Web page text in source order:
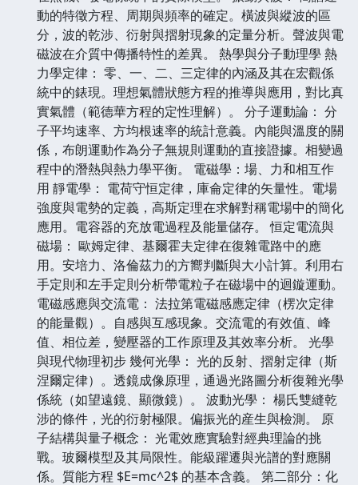
動的特徵方程、周期與頻率的確定。橫波與縱波的區
分，波的乾涉、衍射與摺射現象的定量分析。聲波與電
磁波在介質中傳播特性的差異。 熱學與分子動理學 熱
力學定律： 零、一、二、三定律的內涵及其在宏觀係
統中的錶現。理想氣體狀態方程的推導與應用，對比真
實氣體（範德華方程的定性理解）。 分子運動論： 分
子平均速率、方均根速率的統計意義。內能與溫度的關
係，布朗運動作為分子無規則運動的直接證據。相變過
程中的潛熱與熱力學平衡。 電磁學：場、力和相互作
用 靜電學： 電荷守恒定律，庫侖定律的矢量性。電場
強度與電勢的定義，高斯定理在求解對稱電場中的簡化
應用。電容器的充放電過程及能量儲存。 恒定電流與
磁場： 歐姆定律、基爾霍夫定律在復雜電路中的應
用。安培力、洛倫茲力的方嚮判斷與大小計算。利用右
手定則和左手定則分析帶電粒子在磁場中的迴鏇運動。
電磁感應與交流電： 法拉第電磁感應定律（楞次定律
的能量觀）。自感與互感現象。交流電的有效值、峰
值、相位差，變壓器的工作原理及其效率分析。 光學
與現代物理初步 幾何光學： 光的反射、摺射定律（斯
涅爾定律）。透鏡成像原理，通過光路圖分析復雜光學
係統（如望遠鏡、顯微鏡）。 波動光學： 楊氏雙縫乾
涉的條件，光的衍射極限。偏振光的産生與檢測。 原
子結構與量子概念： 光電效應實驗對經典理論的挑
戰。玻爾模型及其局限性。能級躍遷與光譜的對應關
係。質能方程 $E=mc^2$ 的基本含義。 第二部分：化